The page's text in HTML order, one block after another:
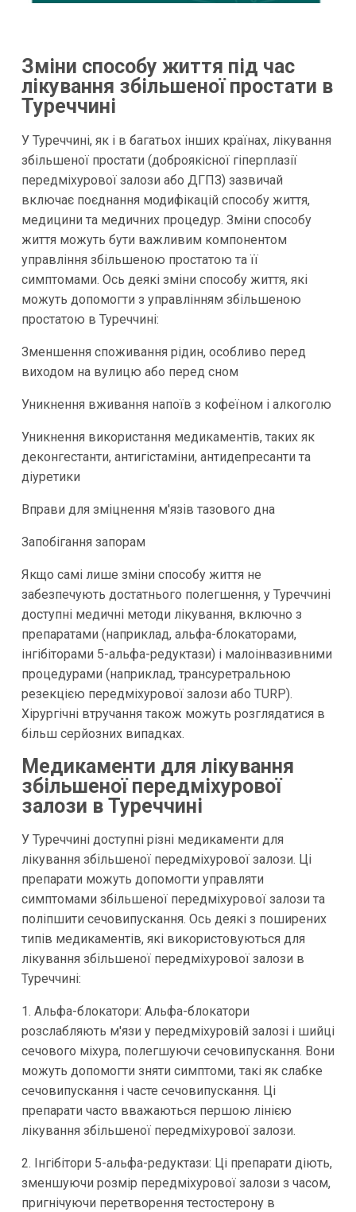
Зміни способу життя під час
лікування збільшеної простати в
Туреччині
У Туреччині, як і в багатьох інших країнах, лікування
збільшеної простати (доброякісної гіперплазії
передміхурової залози або ДГПЗ) зазвичай
включає поєднання модифікацій способу життя,
медицини та медичних процедур. Зміни способу
життя можуть бути важливим компонентом
управління збільшеною простатою та її
симптомами. Ось деякі зміни способу життя, які
можуть допомогти з управлінням збільшеною
простатою в Туреччині:
Зменшення споживання рідин, особливо перед
виходом на вулицю або перед сном
Уникнення вживання напоїв з кофеїном і алкоголю
Уникнення використання медикаментів, таких як
деконгестанти, антигістаміни, антидепресанти та
діуретики
Вправи для зміцнення м'язів тазового дна
Запобігання запорам
Якщо самі лише зміни способу життя не
забезпечують достатнього полегшення, у Туреччині
доступні медичні методи лікування, включно з
препаратами (наприклад, альфа-блокаторами,
інгібіторами 5-альфа-редуктази) і малоінвазивними
процедурами (наприклад, трансуретральною
резекцією передміхурової залози або TURP).
Хірургічні втручання також можуть розглядатися в
більш серйозних випадках.
Медикаменти для лікування
збільшеної передміхурової
залози в Туреччині
У Туреччині доступні різні медикаменти для
лікування збільшеної передміхурової залози. Ці
препарати можуть допомогти управляти
симптомами збільшеної передміхурової залози та
поліпшити сечовипускання. Ось деякі з поширених
типів медикаментів, які використовуються для
лікування збільшеної передміхурової залози в
Туреччині:
1. Альфа-блокатори: Альфа-блокатори
розслабляють м'язи у передміхуровій залозі і шийці
сечового міхура, полегшуючи сечовипускання. Вони
можуть допомогти зняти симптоми, такі як слабке
сечовипускання і часте сечовипускання. Ці
препарати часто вважаються першою лінією
лікування збільшеної передміхурової залози.
2. Інгібітори 5-альфа-редуктази: Ці препарати діють,
зменшуючи розмір передміхурової залози з часом,
пригнічуючи перетворення тестостерону в